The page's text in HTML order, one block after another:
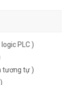
PLC )
tương tự )